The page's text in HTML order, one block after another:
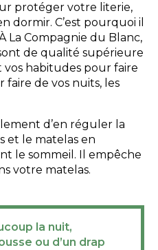
protéger votre literie,
dormir. C’est pourquoi il
La Compagnie du Blanc,
de qualité supérieure
vos habitudes pour faire
faire de vos nuits, les
d’en réguler la
et le matelas en
le sommeil. Il empêche
votre matelas.
la nuit,
ou d’un drap